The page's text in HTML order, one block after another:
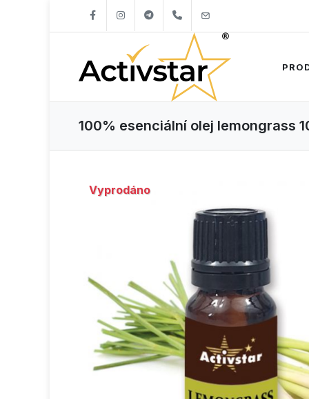
+421904262747
100% esenciální olej lemongrass
Vyprodáno